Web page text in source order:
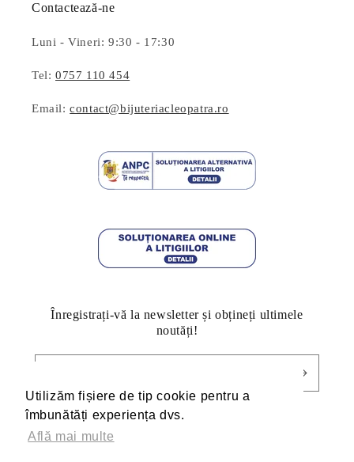
Utilizăm fișiere de tip cookie pentru a
îmbunătăți experiența dvs.
Află mai multe
Utilizăm fișiere de tip cookie pentru a
îmbunătăți experiența dvs.
Află mai multe
Contactează-ne
Luni - Vineri: 9:30 - 17:30
Tel:0757 110 454
Email:contact@bijuteriacleopatra.ro
Înregistrați-vă la newsletter și obțineți ultimele
noutăți!
Facebook